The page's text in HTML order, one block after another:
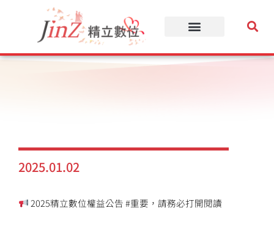
要
2025.01.02
2025精立數位權益公告 #重要，請務必打開閱讀